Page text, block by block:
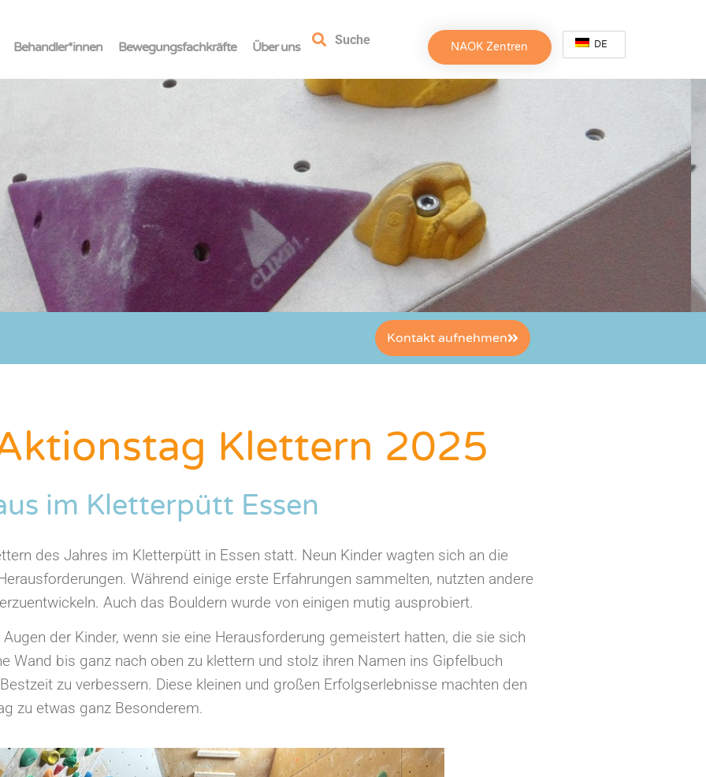
Behandler*innen Bewegungsfachkräfte Über uns Suche NAOK Zentren DE
Kontakt aufnehmen
Klettern 2025
im Kletterpütt Essen
des Jahres im Kletterpütt in Essen statt. Neun Kinder wagten sich an die
Während einige erste Erfahrungen sammelten, nutzten andere
Auch das Bouldern wurde von einigen mutig ausprobiert.
der Kinder, wenn sie eine Herausforderung gemeistert hatten, die sie sich
Wand bis ganz nach oben zu klettern und stolz ihren Namen ins Gipfelbuch
zu verbessern. Diese kleinen und großen Erfolgserlebnisse machten den
zu etwas ganz Besonderem.